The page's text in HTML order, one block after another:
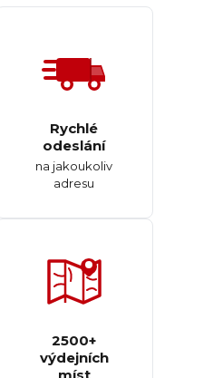
Rychlé
odeslání
na jakoukoliv
adresu
2500+
výdejních